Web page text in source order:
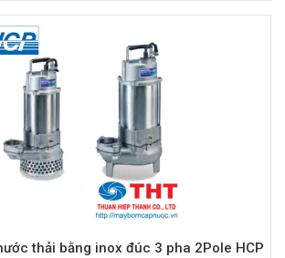
thải bằng inox đúc 3 pha 2Pole HCP